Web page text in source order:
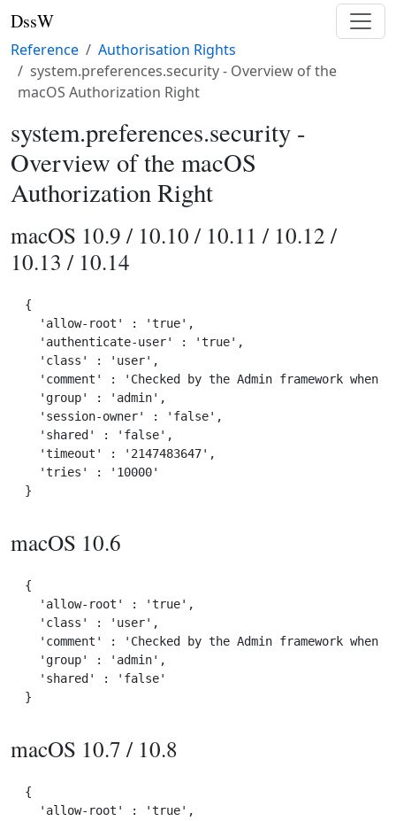
DssW
Reference
Authorisation Rights
system.preferences.security - Overview of the
macOS Authorization Right
system.preferences.security -
Overview of the macOS
Authorization Right
macOS 10.9 / 10.10 / 10.11 / 10.12 /
10.13 / 10.14
{
  'allow-root' : 'true',
  'authenticate-user' : 'true',
  'class' : 'user',
'comment' : 'Checked by the Admin framework when
  'group' : 'admin',
  'session-owner' : 'false',
  'shared' : 'false',
  'timeout' : '2147483647',
  'tries' : '10000'
macOS 10.6
{
  'allow-root' : 'true',
  'class' : 'user',
'comment' : 'Checked by the Admin framework when
  'group' : 'admin',
  'shared' : 'false'
macOS 10.7 / 10.8
{
  'allow-root' : 'true',